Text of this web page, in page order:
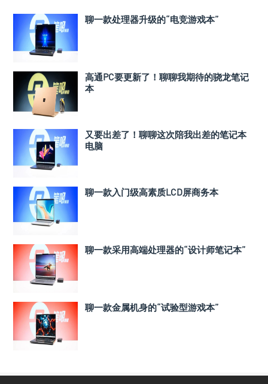
聊一款处理器升级的“电竞游戏本”
高通PC要更新了！聊聊我期待的骁龙笔记
本
又要出差了！聊聊这次陪我出差的笔记本
电脑
聊一款入门级高素质LCD屏商务本
聊一款采用高端处理器的“设计师笔记本”
聊一款金属机身的“试验型游戏本”